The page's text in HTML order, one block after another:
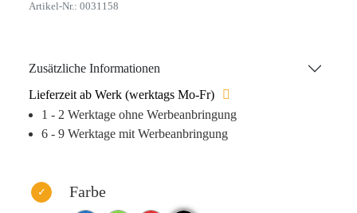
Artikel-Nr.: 0031158
Zusätzliche Informationen
Lieferzeit ab Werk (werktags Mo-Fr)
1 - 2 Werktage ohne Werbeanbringung
6 - 9 Werktage mit Werbeanbringung
Farbe